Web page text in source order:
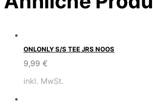
ONLONLY S/S TEE JRS NOOS
9,99 €
inkl. MwSt.